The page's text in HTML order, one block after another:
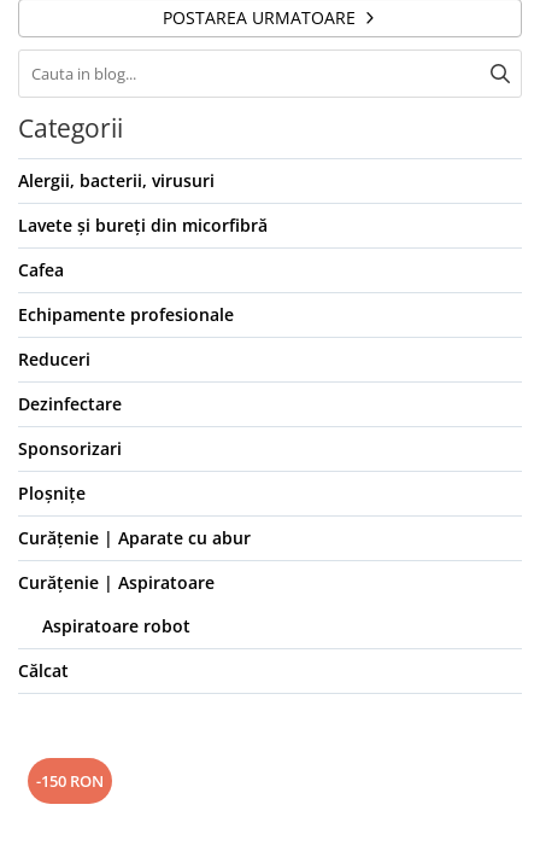
POSTAREA URMATOARE
Categorii
Alergii, bacterii, virusuri
Lavete și bureți din micorfibră
Cafea
Echipamente profesionale
Reduceri
Dezinfectare
Sponsorizari
Ploșnițe
Curățenie | Aparate cu abur
Curățenie | Aspiratoare
Aspiratoare robot
Călcat
-150 RON